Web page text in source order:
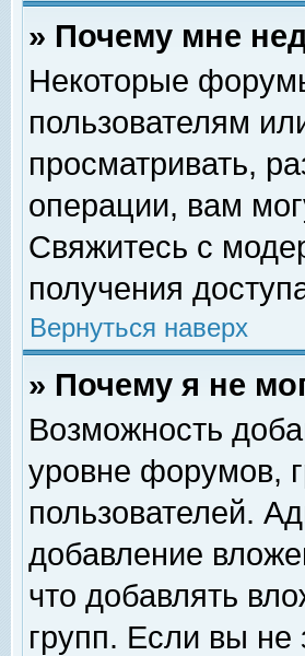
» Почему мне
Некоторые
пользователям
просматривать,
операции, вам
Свяжитесь с
получения
Вернуться наверх
» Почему я не
Возможность
уровне форумов,
пользователей.
добавление
что добавлять
групп. Если вы не